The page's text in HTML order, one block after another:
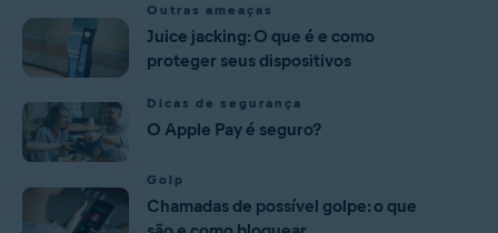
Outras ameaças
Juice jacking: O que é e como
proteger seus dispositivos
Dicas de segurança
O Apple Pay é seguro?
Golp
Chamadas de possível golpe: o que